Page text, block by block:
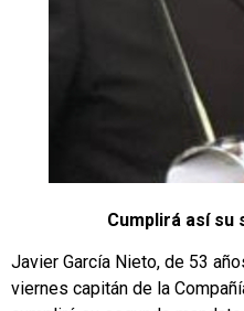
Cumplirá así su
Javier García Nieto, de 53
viernes capitán de la